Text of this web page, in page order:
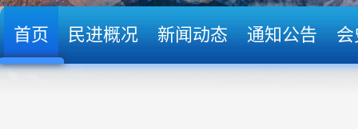
首页 民进概况 新闻动态 通知公告 会